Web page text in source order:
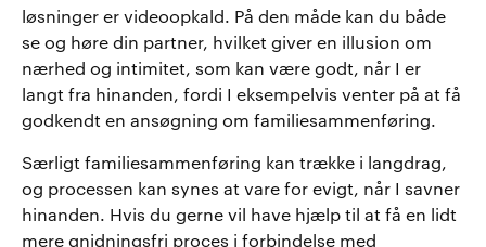
løsninger er videoopkald. På den måde kan du både
se og høre din partner, hvilket giver en illusion om
nærhed og intimitet, som kan være godt, når I er
langt fra hinanden, fordi I eksempelvis venter på at få
godkendt en ansøgning om familiesammenføring.
Særligt familiesammenføring kan trække i langdrag,
og processen kan synes at vare for evigt, når I savner
hinanden. Hvis du gerne vil have hjælp til at få en lidt
mere gnidningsfri proces i forbindelse med